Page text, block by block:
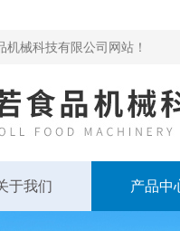
械科技有限公司网站！
于我们 产品中